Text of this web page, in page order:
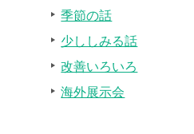
季節の話
少ししみる話
改善いろいろ
海外展示会